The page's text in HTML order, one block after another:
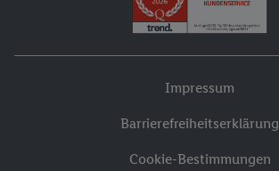
Impressum
Barrierefreiheitserklärung
Cookie-Bestimmungen